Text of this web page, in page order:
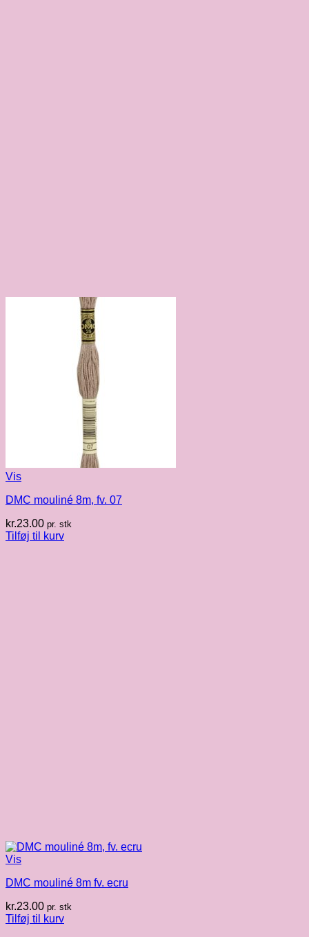
Vis
DMC mouliné 8m, fv. 07
kr.23.00 pr. stk
Tilføj til kurv
Vis
DMC mouliné 8m fv. ecru
kr.23.00 pr. stk
Tilføj til kurv